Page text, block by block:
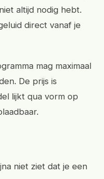
altijd nodig hebt.
direct vanaf je
mag maximaal
De prijs is
lijkt qua vorm op
niet ziet dat je een